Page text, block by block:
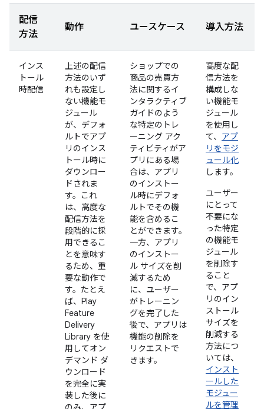
配信
方法
動作 ユースケース 導入方法
インス
トール
時配信
上述の配信
方法のいず
れも設定し
ない機能モ
ジュール
が、デフォ
ルトでアプ
リのインス
トール時に
ダウンロー
ドされま
す。これ
は、高度な
配信方法を
段階的に採
用できるこ
とを意味す
るため、重
要な動作で
す。たとえ
ば、Play
Feature
Delivery
Library を使
用してオン
デマンド ダ
ウンロード
を完全に実
装した後に
ショップでの
商品の売買方
法に関するイ
ンタラクティブ
ガイドのよう
な特定のトレ
ーニング アク
ティビティがア
プリにある場
合は、アプリ
のインストー
ル時にデフォ
ルトでその機
能を含めるこ
とができます。
一方、アプリ
のインストー
ル サイズを削
減するため
に、ユーザー
がトレーニン
グを完了した
後で、アプリは
機能の削除を
リクエストで
きます。
高度な配
信方法を
構成しな
い機能モ
ジュール
を使用し
て、 アプ
リをモジ
ュール化
します。
ユーザー
にとって
不要にな
った特定
の機能モ
ジュール
を削除す
ること
で、アプ
リのイン
ストール
サイズを
削減する
方法につ
いては、
インスト
ールした
モジュー
ルを管理